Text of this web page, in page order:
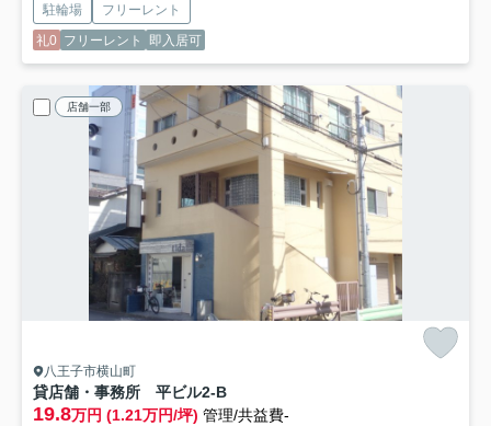
駐輪場
フリーレント
礼0 フリーレント 即入居可
店舗一部
八王子市横山町
貸店舗・事務所 平ビル2-B
19.8万円 (1.21万円/坪) 管理/共益費-